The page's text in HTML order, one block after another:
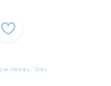
Hébreu / Grec